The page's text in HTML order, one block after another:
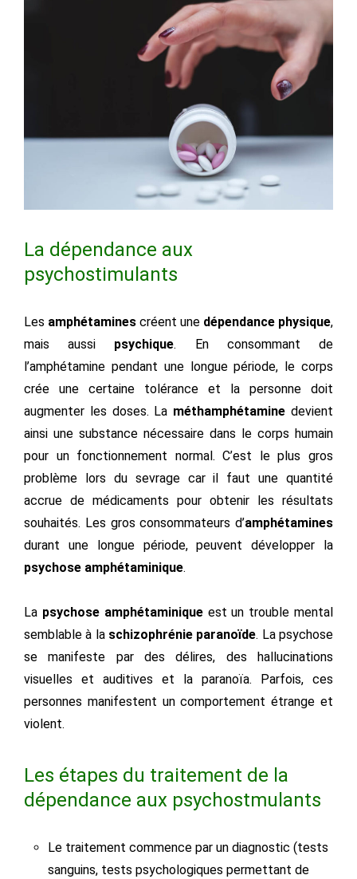
La dépendance aux
psychostimulants
Les amphétamines créent une dépendance physique,
mais aussi psychique. En consommant de
l’amphétamine pendant une longue période, le corps
crée une certaine tolérance et la personne doit
augmenter les doses. La méthamphétamine devient
ainsi une substance nécessaire dans le corps humain
pour un fonctionnement normal. C’est le plus gros
problème lors du sevrage car il faut une quantité
accrue de médicaments pour obtenir les résultats
souhaités. Les gros consommateurs d’amphétamines
durant une longue période, peuvent développer la
psychose amphétaminique.
La psychose amphétaminiqueest un trouble mental
semblable à la schizophrénie paranoïde. La psychose
se manifeste par des délires, des hallucinations
visuelles et auditives et la paranoïa. Parfois, ces
personnes manifestent un comportement étrange et
violent.
Les étapes du traitement de la
dépendance aux psychostmulants
Le traitement commence par un diagnostic (tests
sanguins, tests psychologiques permettant de